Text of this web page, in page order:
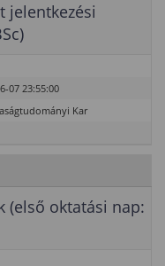
jelentkezési
07 23:55:00
Kar
(első oktatási nap: